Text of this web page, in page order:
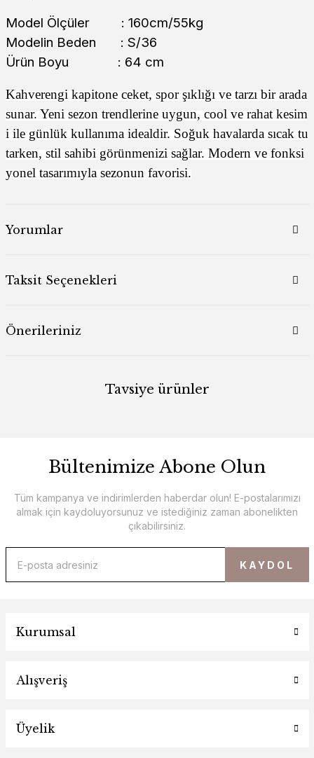
Model Ölçüler : 160cm/55kg
Modelin Beden : S/36
Ürün Boyu : 64 cm
Kahverengi kapitone ceket, spor şıklığı ve tarzı bir arada
sunar. Yeni sezon trendlerine uygun, cool ve rahat kesim
i ile günlük kullanıma idealdir. Soğuk havalarda sıcak tu
tarken, stil sahibi görünmenizi sağlar. Modern ve fonksi
yonel tasarımıyla sezonun favorisi.
Yorumlar
Taksit Seçenekleri
Önerileriniz
Tavsiye ürünler
Bültenimize Abone Olun
Tüm kampanya ve indirimlerden haberdar olun! E-postalarımızı
almak için kaydoluyorsunuz ve istediğiniz zaman abonelikten
çıkabilirsiniz.
KAYDOL
Kurumsal
Alışveriş
Üyelik